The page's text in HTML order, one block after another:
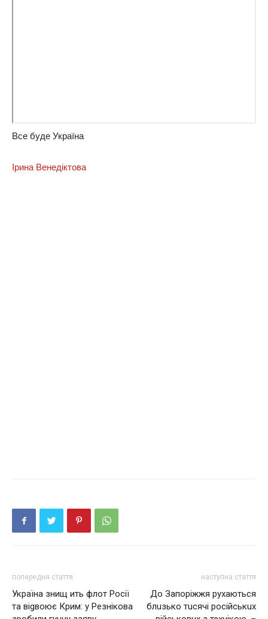
Вce будe Укpaїнa
Ірина Венедіктова
попередня стаття
Україна знищ ить флот Росії
та віgвоює Крим: у Резнікова
наступна стаття
До Зaпоріжжя рухaються
блuзько тuсячі російськuх